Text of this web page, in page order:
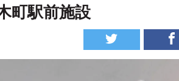
町駅前施設